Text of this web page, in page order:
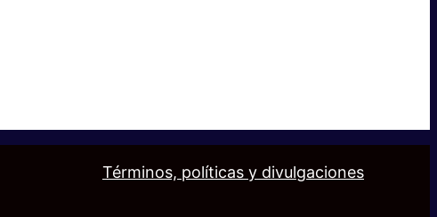
Términos, políticas y divulgaciones